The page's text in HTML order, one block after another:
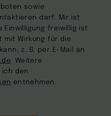
sowie
darf. Mir ist
Einwilligung freiwillig ist
mit Wirkung für die
z. B. per E-Mail an
. Weitere
den
entnehmen.